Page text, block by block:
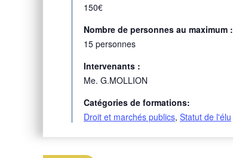
150€
Nombre de personnes au maximum :
15 personnes
Intervenants :
Me. G.MOLLION
Catégories de formations:
Droit et marchés publics, Statut de l'élu